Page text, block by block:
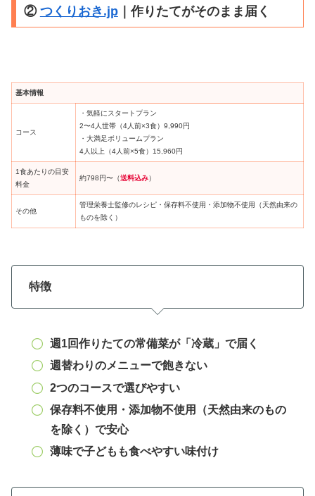
② つくりおき.jp｜作りたてがそのまま届く
基本情報
コース
・気軽にスタートプラン
2〜4人世帯（4人前×3食）9,990円
・大満足ボリュームプラン
4人以上（4人前×5食）15,960円
1食あたりの目安
料金
約798円〜（送料込み）
その他
管理栄養士監修のレシピ・保存料不使用・添加物不使用（天然由来の
ものを除く）
特徴
週1回作りたての常備菜が「冷蔵」で届く
週替わりのメニューで飽きない
2つのコースで選びやすい
保存料不使用・添加物不使用（天然由来のもの
を除く）で安心
薄味で子どもも食べやすい味付け